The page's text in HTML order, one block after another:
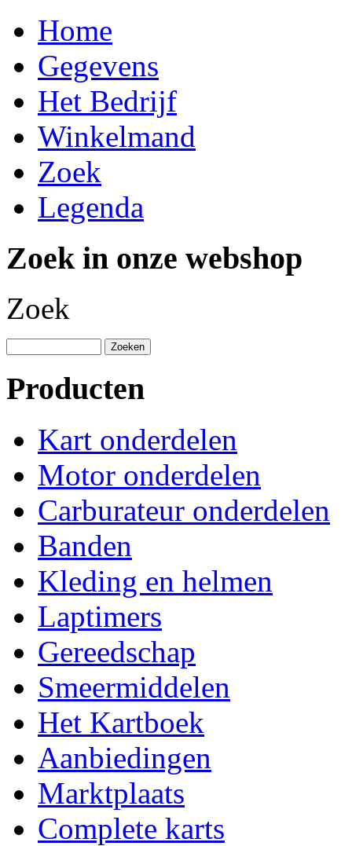
Home
Gegevens
Het Bedrijf
Winkelmand
Zoek
Legenda
Zoek in onze webshop
Zoek
Producten
Kart onderdelen
Motor onderdelen
Carburateur onderdelen
Banden
Kleding en helmen
Laptimers
Gereedschap
Smeermiddelen
Het Kartboek
Aanbiedingen
Marktplaats
Complete karts